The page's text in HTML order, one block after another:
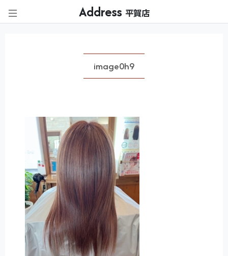
Address 平賀店
image0h9